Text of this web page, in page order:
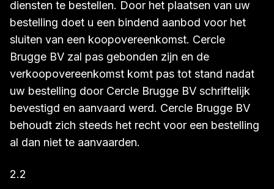
diensten te bestellen. Door het plaatsen van uw
bestelling doet u een bindend aanbod voor het
sluiten van een koopovereenkomst. Cercle
Brugge BV zal pas gebonden zijn en de
verkoopovereenkomst komt pas tot stand nadat
uw bestelling door Cercle Brugge BV schriftelijk
bevestigd en aanvaard werd. Cercle Brugge BV
behoudt zich steeds het recht voor een bestelling
al dan niet te aanvaarden.
2.2